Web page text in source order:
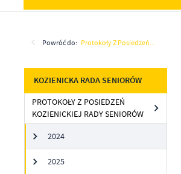
Powróć do: Protokoły Z Posiedzeń...
KOZIENICKA RADA SENIORÓW
PROTOKOŁY Z POSIEDZEŃ
KOZIENICKIEJ RADY SENIORÓW
2024
2025